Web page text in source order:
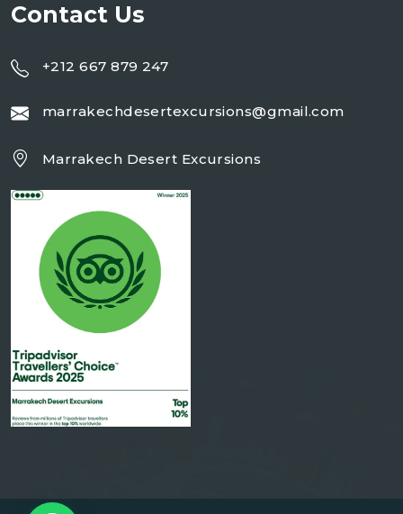
Contact Us
+212 667 879 247
marrakechdesertexcursions@gmail.com
Marrakech Desert Excursions